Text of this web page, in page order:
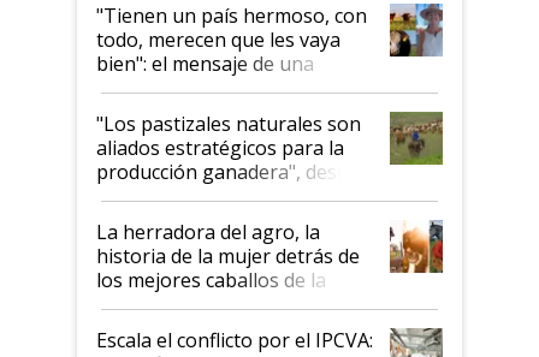
"Tienen un país hermoso, con
todo, merecen que les vaya
bien": el mensaje de una
ganadera uruguaya sobre las
oportunidades que se abren
para el agro en Argentina, con
foco en la carne
"Los pastizales naturales son
aliados estratégicos para la
producción ganadera", destaca
la iniciativa que ya reúne a 46
establecimientos en Argentina
La herradora del agro, la
historia de la mujer detrás de
los mejores caballos de la
Argentina y los mitos que
todavía hacen sufrir a estos
Escala el conflicto por el IPCVA: